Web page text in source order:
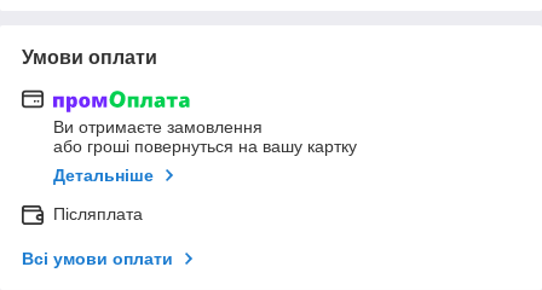
Умови оплати
Ви отримаєте замовлення
або гроші повернуться на вашу картку
Детальніше
Післяплата
Всі умови оплати